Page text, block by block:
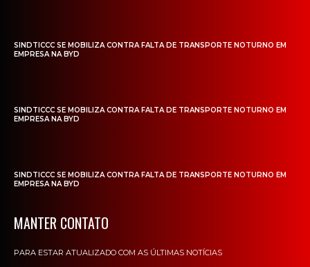
SINDTICCC SE MOBILIZA CONTRA FALTA DE TRANSPORTE NOTURNO EM
EMPRESA NA BYD
SINDTICCC SE MOBILIZA CONTRA FALTA DE TRANSPORTE NOTURNO EM
EMPRESA NA BYD
SINDTICCC SE MOBILIZA CONTRA FALTA DE TRANSPORTE NOTURNO EM
EMPRESA NA BYD
MANTER CONTATO
PARA ESTAR ATUALIZADO COM AS ÚLTIMAS NOTÍCIAS